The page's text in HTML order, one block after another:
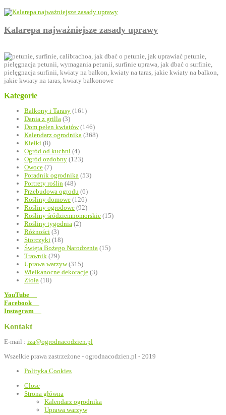
Kalarepa najważniejsze zasady uprawy
Kategorie
Balkony i Tarasy (161)
Dania z grilla (3)
Dom pełen kwiatów(146)
Kalendarz ogrodnika (368)
Kiełki (8)
Ogród od kuchni (4)
Ogród ozdobny (123)
Owoce (7)
Poradnik ogrodnika (53)
Portrety roślin (48)
Przebudowa ogrodu (6)
Rośliny domowe (126)
Rośliny ogrodowe (92)
Rośliny śródziemnomorskie (15)
Rośliny tygodnia (2)
Różności (3)
Storczyki (18)
Święta Bożego Narodzenia (15)
Trawnik (29)
Uprawa warzyw(315)
Wielkanocne dekoracje (3)
Zioła (18)
YouTube
Facebook
Instagram
Kontakt
E-mail : iza@ogrodnacodzien.pl
Wszelkie prawa zastrzeżone - ogrodnacodzien.pl - 2019
Polityka Cookies
Close
Strona główna
Kalendarz ogrodnika
Uprawa warzyw